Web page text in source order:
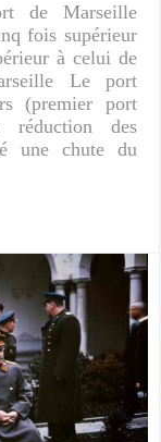
de Marseille
fois supérieur
à celui de
Le port
(premier port
réduction des
une chute du